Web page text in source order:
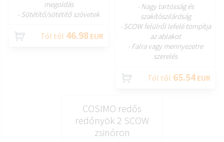
megoldás
- Sötétítő/sötétítő szövetek
Tól től 46.98 EUR
- Nagy tartósság és
szakítószilárdság
- SCOW felülről lefelé tompítja
az ablakot
- Falra vagy mennyezetre
szerelés
Tól től 65.54 EUR
COSIMO redős
redőnyök 2 SCOW
zsinóron